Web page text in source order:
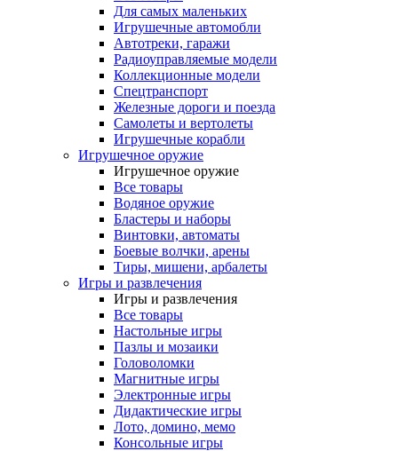
Для самых маленьких
Игрушечные автомобли
Автотреки, гаражи
Радиоуправляемые модели
Коллекционные модели
Спецтранспорт
Железные дороги и поезда
Самолеты и вертолеты
Игрушечные корабли
Игрушечное оружие
Игрушечное оружие
Все товары
Водяное оружие
Бластеры и наборы
Винтовки, автоматы
Боевые волчки, арены
Тиры, мишени, арбалеты
Игры и развлечения
Игры и развлечения
Все товары
Настольные игры
Пазлы и мозаики
Головоломки
Магнитные игры
Электронные игры
Дидактические игры
Лото, домино, мемо
Консольные игры